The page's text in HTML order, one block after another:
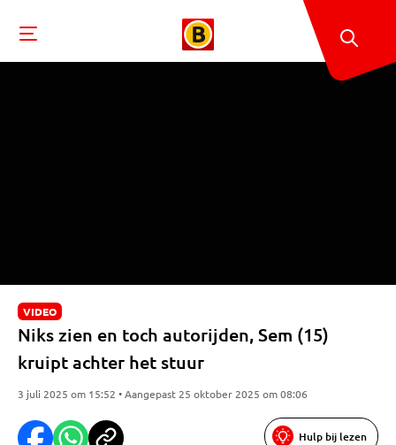
VIDEO
Niks zien en toch autorijden, Sem (15)
kruipt achter het stuur
3 juli 2025 om 15:52 • Aangepast 25 oktober 2025 om 08:06
Hulp bij lezen